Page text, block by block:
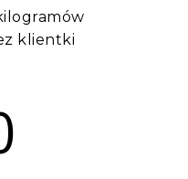
klientki